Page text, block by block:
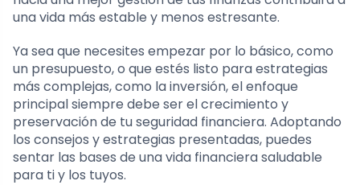
una vida más estable y menos estresante.
Ya sea que necesites empezar por lo básico, como
un presupuesto, o que estés listo para estrategias
más complejas, como la inversión, el enfoque
principal siempre debe ser el crecimiento y
preservación de tu seguridad financiera. Adoptando
los consejos y estrategias presentadas, puedes
sentar las bases de una vida financiera saludable
para ti y los tuyos.